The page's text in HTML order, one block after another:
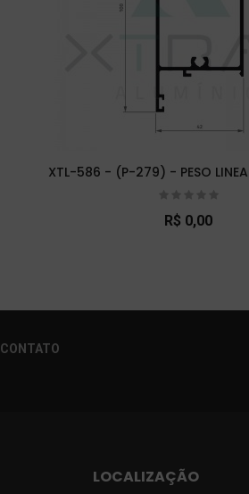
XTL-586 - (P-279) - PESO
R$ 0,00
CONTATO
LOCALIZAÇÃO